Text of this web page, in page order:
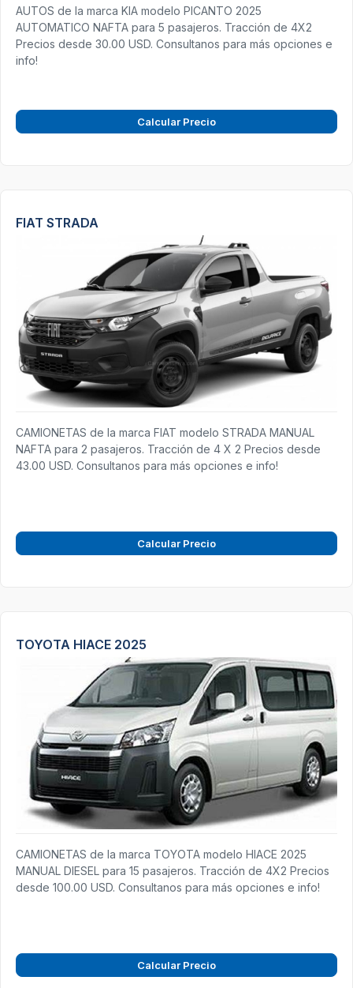
AUTOS de la marca KIA modelo PICANTO 2025
AUTOMATICO NAFTA para 5 pasajeros. Tracción de 4X2
Precios desde 30.00 USD. Consultanos para más opciones e
info!
Calcular Precio
FIAT STRADA
CAMIONETAS de la marca FIAT modelo STRADA MANUAL
NAFTA para 2 pasajeros. Tracción de 4 X 2 Precios desde
43.00 USD. Consultanos para más opciones e info!
Calcular Precio
TOYOTA HIACE 2025
CAMIONETAS de la marca TOYOTA modelo HIACE 2025
MANUAL DIESEL para 15 pasajeros. Tracción de 4X2 Precios
desde 100.00 USD. Consultanos para más opciones e info!
Calcular Precio